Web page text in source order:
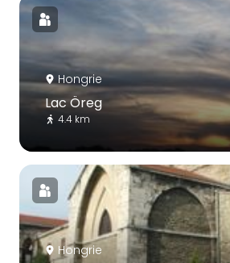
Hongrie
Lac Öreg
4.4 km
Hongrie